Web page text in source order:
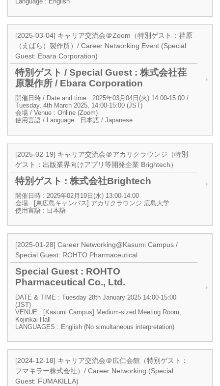
Language : English
[2025-03-04] キャリア交流会＠Zoom（特別ゲスト：荏原
（えばら）製作所）/ Career Networking Event (Special
Guest: Ebara Corporation)
特別ゲスト / Special Guest : 株式会社荏
原製作所 / Ebara Corporation
開催日時 / Date and time : 2025年03月04日(火) 14:00-15:00 /
Tuesday, 4th March 2025, 14:00-15:00 (JST)
会場 / Venue : Online (Zoom)
使用言語 / Language : 日本語 / Japanese
[2025-02-19] キャリア交流会＠アカリクラウンジ（特別
ゲスト：出版業界向けアプリ等開発企業 Brightech）
特別ゲスト : 株式会社Brightech
開催日時 : 2025年02月19日(水) 13:00-14:00
会場 : [東広島キャンパス] アカリクラウンジ 広島大学
使用言語 : 日本語
[2025-01-28] Career Networking@Kasumi Campus /
Special Guest: ROHTO Pharmaceutical
Special Guest : ROHTO
Pharmaceutical Co., Ltd.
DATE & TIME : Tuesday 28th January 2025 14:00-15:00
(JST)
VENUE : [Kasumi Campus] Medium-sized Meeting Room,
Kojinkai Hall
LANGUAGES : English (No simultaneous interpretation)
[2024-12-18] キャリア交流会＠広仁会館（特別ゲスト：
フマキラー株式会社）/ Career Networking (Special
Guest: FUMAKILLA)